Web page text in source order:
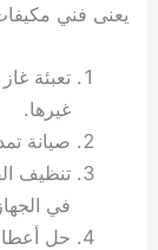
يعنى فني
تعبئة
غيرها.
صيانة
تنظيف
في
حل